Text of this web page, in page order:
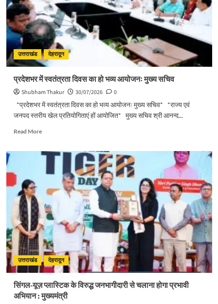
देवभूमि
ने
किया
शिवभक्त
कांवड़ियों
का
अभिनंदन
उत्तराखंड देहरादून
प्रदेशभर में स्वतंत्रता दिवस का हो भव्य आयोजनः मुख्य सचिव
Shubham Thakur 30/07/2026
0
*प्रदेशभर में स्वतंत्रता दिवस का हो भव्य आयोजनः मुख्य सचिव* *राज्य एवं
जनपद स्तरीय खेल प्रतियोगिताएं हों आयोजित* मुख्य सचिव श्री आनन्द...
Read MoreRead
प्रदेशभर
स्वतंत्रता
का
हो
भव्य
आयोजनः
मुख्य
सचिव
उत्तराखंड देहरादून
सिंगल-यूज़ प्लास्टिक के विरुद्ध जनभागीदारी से चलाना होगा प्रभावी
अभियान : मुख्यमंत्री